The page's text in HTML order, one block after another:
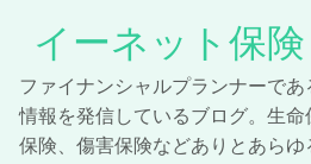
イーネット保
ファイナンシャルプランナーで
情報を発信しているブログ。生
保険、傷害保険などありとあら